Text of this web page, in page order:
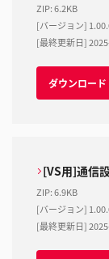
ZIP:6.2KB
[バージョン]
[最終更新日]
ダウンロード
[VS用]通信
ZIP:6.9KB
[バージョン]
[最終更新日]